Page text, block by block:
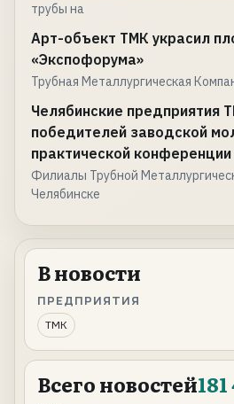
трубы на
Арт-объект ТМК украсил
«Экспофорума»
Трубная Металлургическая
Челябинские предприятия
победителей заводской
практической конференции
Филиалы Трубной
Челябинске
В новости
ПРЕДПРИЯТИЯ
ТМК
Всего новостей